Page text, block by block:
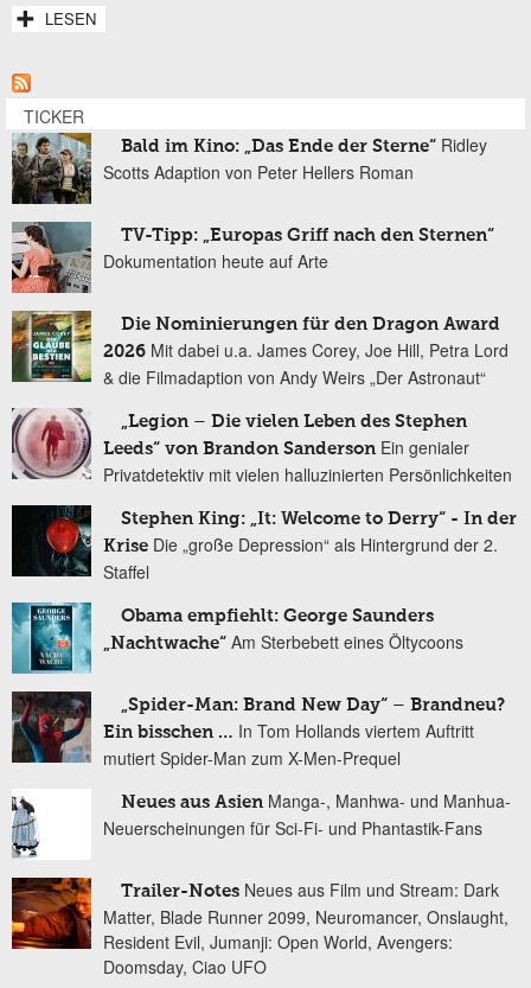
LESEN
TICKER
Bald im Kino: „Das Ende der Sterne“ Ridley
Scotts Adaption von Peter Hellers Roman
TV-Tipp: „Europas Griff nach den Sternen“
Dokumentation heute auf Arte
Die Nominierungen für den Dragon Award
2026 Mit dabei u.a. James Corey, Joe Hill, Petra Lord
& die Filmadaption von Andy Weirs „Der Astronaut“
„Legion – Die vielen Leben des Stephen
Leeds“ von Brandon Sanderson Ein genialer
Privatdetektiv mit vielen halluzinierten Persönlichkeiten
Stephen King: „It: Welcome to Derry“ - In der
Krise Die „große Depression“ als Hintergrund der 2.
Staffel
Obama empfiehlt: George Saunders
„Nachtwache“ Am Sterbebett eines Öltycoons
„Spider-Man: Brand New Day“ – Brandneu?
Ein bisschen … In Tom Hollands viertem Auftritt
mutiert Spider-Man zum X-Men-Prequel
Neues aus Asien Manga-, Manhwa- und Manhua-
Neuerscheinungen für Sci-Fi- und Phantastik-Fans
Trailer-Notes Neues aus Film und Stream: Dark
Matter, Blade Runner 2099, Neuromancer, Onslaught,
Resident Evil, Jumanji: Open World, Avengers:
Doomsday, Ciao UFO